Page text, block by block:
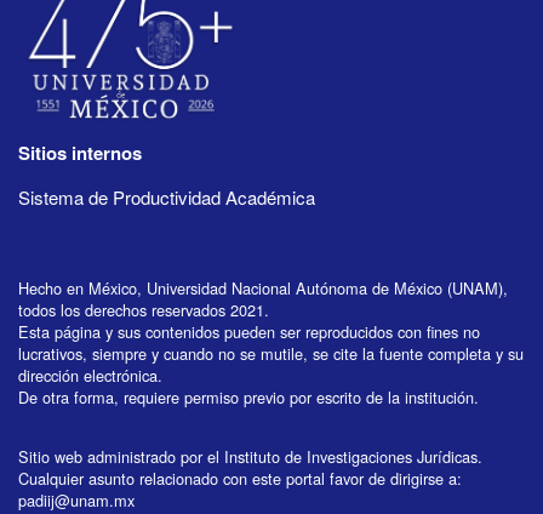
Sitios internos
Sistema de Productividad Académica
Hecho en México, Universidad Nacional Autónoma de México (UNAM),
todos los derechos reservados 2021.
Esta página y sus contenidos pueden ser reproducidos con fines no
lucrativos, siempre y cuando no se mutile, se cite la fuente completa y su
dirección electrónica.
De otra forma, requiere permiso previo por escrito de la institución.
Sitio web administrado por el Instituto de Investigaciones Jurídicas.
Cualquier asunto relacionado con este portal favor de dirigirse a:
padiij@unam.mx